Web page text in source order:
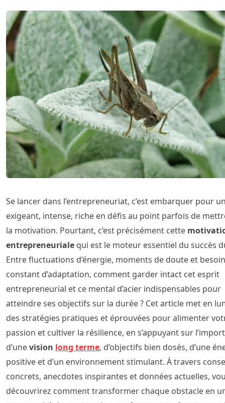
Se lancer dans l’entrepreneuriat, c’est embarquer pour
exigeant, intense, riche en défis au point parfois de
la motivation. Pourtant, c’est précisément cette
entrepreneuriale qui est le moteur essentiel du succès
Entre fluctuations d’énergie, moments de doute et besoin
constant d’adaptation, comment garder intact cet esprit
entrepreneurial et ce mental d’acier indispensables pour
atteindre ses objectifs sur la durée ? Cet article met en
des stratégies pratiques et éprouvées pour alimenter
passion et cultiver la résilience, en s’appuyant sur
d’unevision long terme, d’objectifs bien dosés, d’une
positive et d’un environnement stimulant. À travers
concrets, anecdotes inspirantes et données actuelles,
découvrirez comment transformer chaque obstacle en